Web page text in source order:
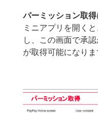
パーミッション取
ミニアプリを開く
し、この画面で承
が取得可能になりま